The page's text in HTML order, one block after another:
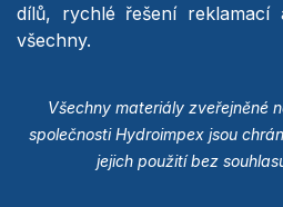
dílů, rychlé řešení
všechny.
Všechny materiály zveřejněné
společnosti Hydroimpex jsou
jejich použití bez